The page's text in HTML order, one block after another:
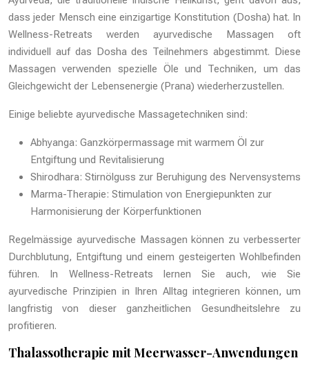
dass jeder Mensch eine einzigartige Konstitution (Dosha) hat. In
Wellness-Retreats werden ayurvedische Massagen oft
individuell auf das Dosha des Teilnehmers abgestimmt. Diese
Massagen verwenden spezielle Öle und Techniken, um das
Gleichgewicht der Lebensenergie (Prana) wiederherzustellen.
Einige beliebte ayurvedische Massagetechniken sind:
Abhyanga: Ganzkörpermassage mit warmem Öl zur
Entgiftung und Revitalisierung
Shirodhara: Stirnölguss zur Beruhigung des Nervensystems
Marma-Therapie: Stimulation von Energiepunkten zur
Harmonisierung der Körperfunktionen
Regelmässige ayurvedische Massagen können zu verbesserter
Durchblutung, Entgiftung und einem gesteigerten Wohlbefinden
führen. In Wellness-Retreats lernen Sie auch, wie Sie
ayurvedische Prinzipien in Ihren Alltag integrieren können, um
langfristig von dieser ganzheitlichen Gesundheitslehre zu
profitieren.
Thalassotherapie mit Meerwasser-Anwendungen